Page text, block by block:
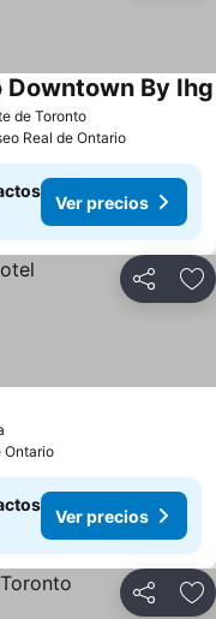
de Toronto
Downtown By Ihg
Real de Ontario
Ver precios
Compartir
Ontario
Ver precios
Compartir